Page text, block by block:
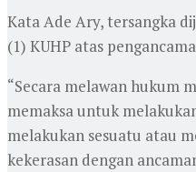
Kata Ade Ary, tersangka
(1) KUHP atas
“Secara melawan hukum
memaksa untuk
melakukan sesuatu atau
kekerasan dengan